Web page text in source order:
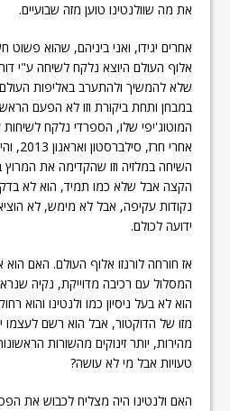
את מה שוולנטינו טוען מזה שבועיים.
אחרים יגידו, ואני ביניהם, שהוא
אלוף העולם היוצא נלקח לשיחה ע"י
שלא להמשיך ולהתערב באליפות
במבחן ותחת ביקורת וזו לא הפעם
אחרי
השיחה במלזיה וזו שהקדימה את המרוץ
הקצה אבל שלא כמו תמיד, הוא לא
נקודות עקיפה, אבל לא מימש, לא
ידועה לכולם.
אז חורחה לורנזו אלוף העולם. האם
המסלול עם רכיבה מדוייקת, נקיה
הוא לא בעל ניסיון כמו ולנטינו והוא
מזו של הדוקטור, אבל הוא רשם לעצמו
מהירות, יותר זינוקים מהשורות
טעויות אבל מי לא עושה?
האם ולנטינו היה מצליח לכבוש את